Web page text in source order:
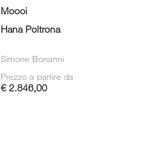
Moooi
Hana Poltrona
Simone Bonanni
Prezzo a partire da
€ 2.846,00